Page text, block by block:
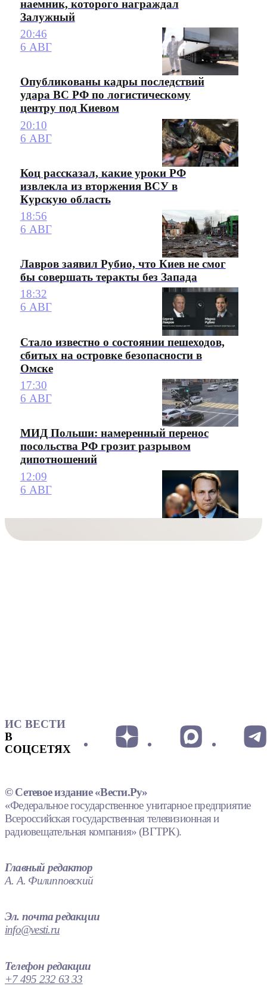
наемник, которого награждал
Залужный
20:46
6 АВГ
Опубликованы кадры последствий
удара ВС РФ по логистическому
центру под Киевом
20:10
6 АВГ
Коц рассказал, какие уроки РФ
извлекла из вторжения ВСУ в
Курскую область
18:56
6 АВГ
Лавров заявил Рубио, что Киев не смог
бы совершать теракты без Запада
18:32
6 АВГ
Стало известно о состоянии пешеходов,
сбитых на островке безопасности в
Омске
17:30
6 АВГ
МИД Польши: намеренный перенос
посольства РФ грозит разрывом
дипотношений
12:09
6 АВГ
ИС ВЕСТИ
В
СОЦСЕТЯХ
© Сетевое издание «Вести.Ру»
«Федеральное государственное унитарное предприятие
Всероссийская государственная телевизионная и
радиовещательная компания» (ВГТРК).
Главный редактор
А. А. Филипповский
Эл. почта редакции
info@vesti.ru
Телефон редакции
+7 495 232 63 33